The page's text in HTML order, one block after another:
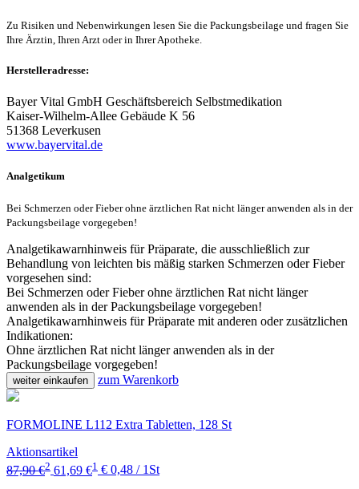
Zu Risiken und Nebenwirkungen lesen Sie die Packungsbeilage und fragen Sie
Ihre Ärztin, Ihren Arzt oder in Ihrer Apotheke.
Herstelleradresse:
Bayer Vital GmbH Geschäftsbereich Selbstmedikation
Kaiser-Wilhelm-Allee Gebäude K 56
51368 Leverkusen
www.bayervital.de
Analgetikum
Bei Schmerzen oder Fieber ohne ärztlichen Rat nicht länger anwenden als in der
Packungsbeilage vorgegeben!
Analgetikawarnhinweis für Präparate, die ausschließlich zur
Behandlung von leichten bis mäßig starken Schmerzen oder Fieber
vorgesehen sind:
Bei Schmerzen oder Fieber ohne ärztlichen Rat nicht länger
anwenden als in der Packungsbeilage vorgegeben!
Analgetikawarnhinweis für Präparate mit anderen oder zusätzlichen
Indikationen:
Ohne ärztlichen Rat nicht länger anwenden als in der
Packungsbeilage vorgegeben!
weiter einkaufen zum Warenkorb
FORMOLINE L112 Extra Tabletten, 128 St
Aktionsartikel
87,90 €2 61,69 €1 € 0,48 / 1St